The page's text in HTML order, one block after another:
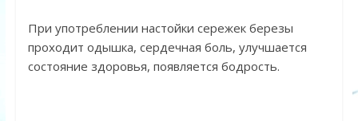
При употреблении настойки сережек березы
проходит одышка, сердечная боль, улучшается
состояние здоровья, появляется бодрость.